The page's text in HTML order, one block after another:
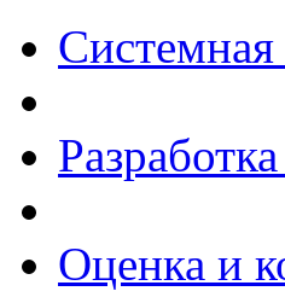
Системная
Оценка и